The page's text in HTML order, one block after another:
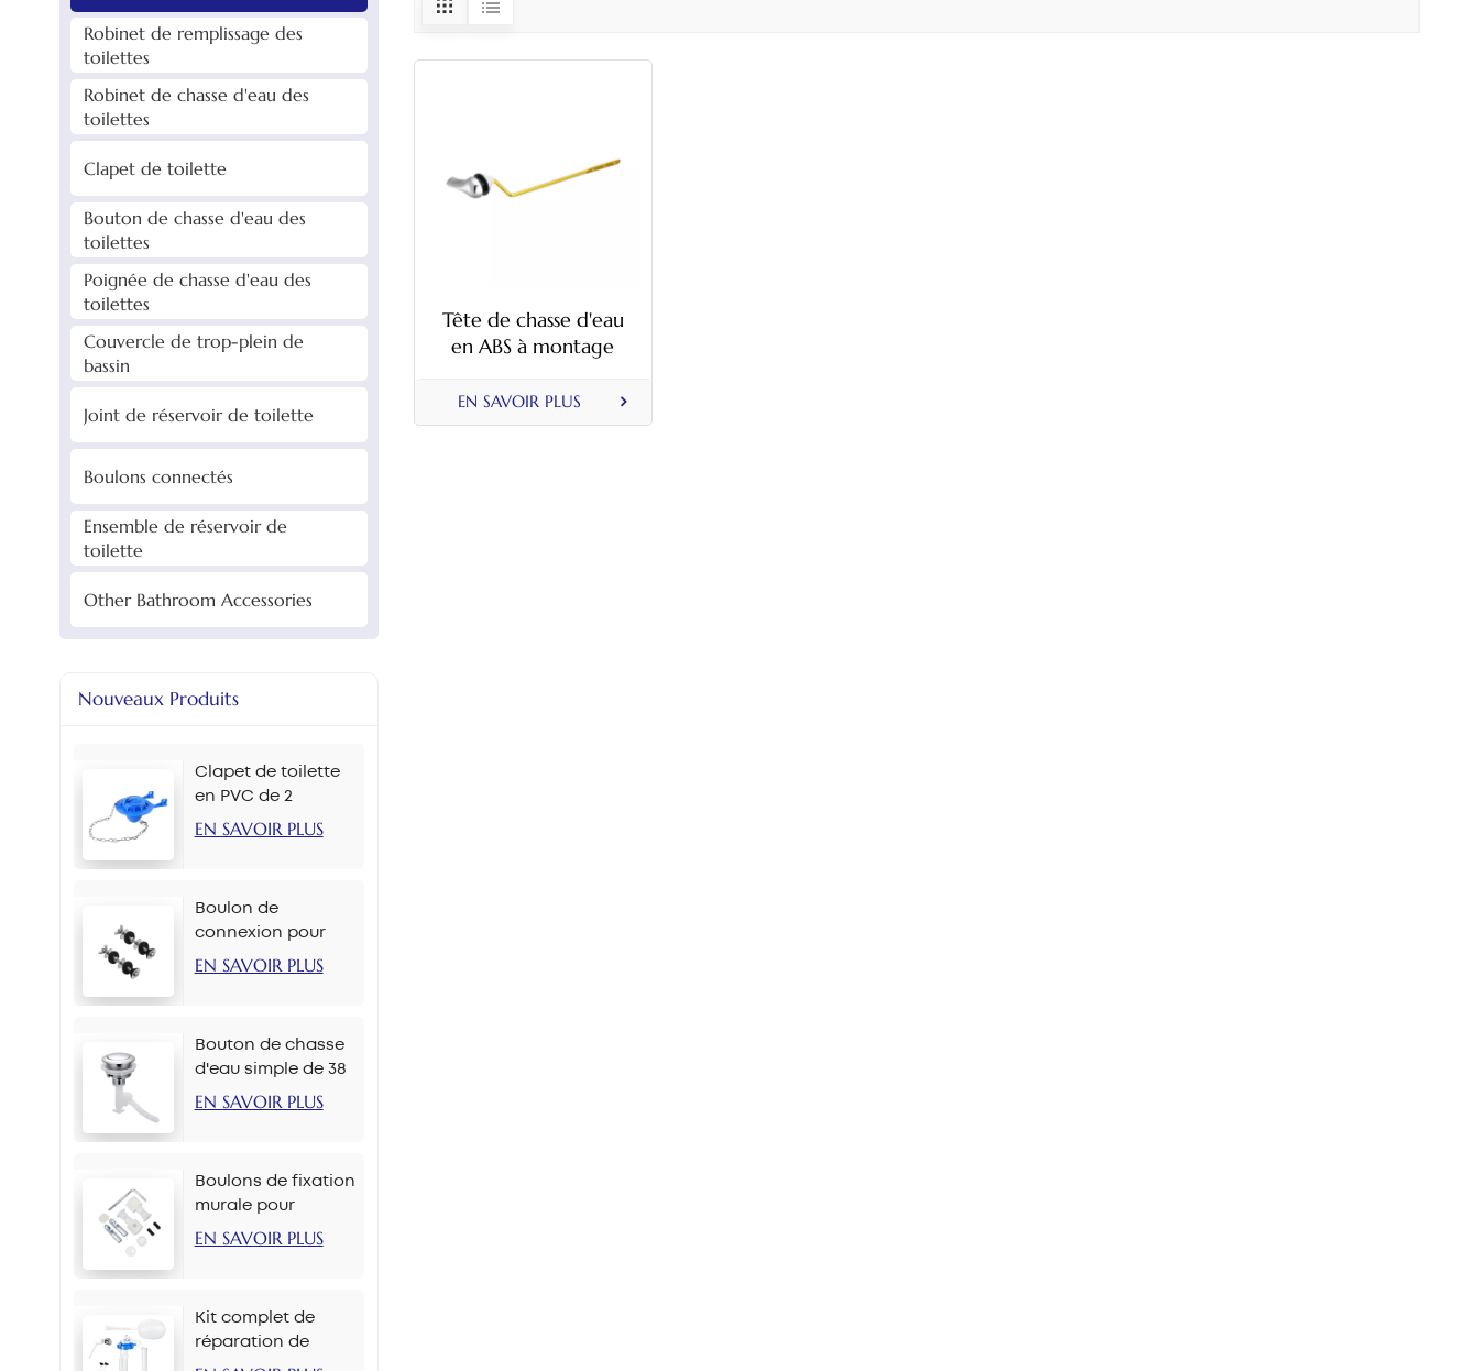
Robinet de remplissage des
toilettes
Robinet de chasse d'eau des
toilettes
Clapet de toilette
Bouton de chasse d'eau des
toilettes
Poignée de chasse d'eau des
toilettes
Couvercle de trop-plein de
bassin
Joint de réservoir de toilette
Boulons connectés
Ensemble de réservoir de
toilette
Other Bathroom Accessories
Nouveaux Produits
Clapet de toilette
en PVC de 2
pouces, plusieurs
EN SAVOIR PLUS
Boulon de
connexion pour
réservoir de toilette
EN SAVOIR PLUS
Bouton de chasse
d'eau simple de 38
mm pour chaîne
EN SAVOIR PLUS
Boulons de fixation
murale pour
toilettes M12 x 70
EN SAVOIR PLUS
Kit complet de
réparation de
réservoir de toilette
Tête de chasse d'eau
en ABS à montage
métallique
EN SAVOIR PLUS